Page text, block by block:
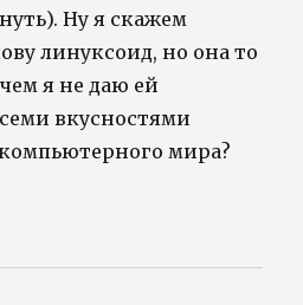
Ну я скажем
линуксоид, но она то
я не даю ей
вкусностями
мира?